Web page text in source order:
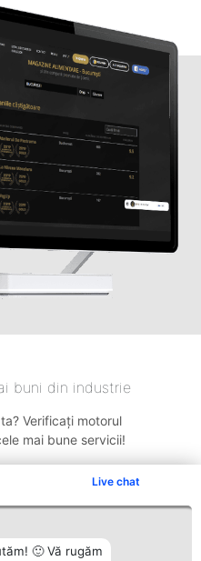
Live chat
🙂 Vă rugăm
buni din industrie
Verificați motorul
mai bune servicii!